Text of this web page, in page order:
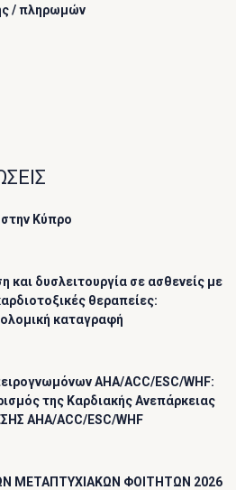
/ πληρωμών
Κύπρο
και δυσλειτουργία σε ασθενείς με
θεραπείες:
καταγραφή
AHA/ACC/ESC/WHF:
της Καρδιακής Ανεπάρκειας
AHA/ACC/ESC/WHF
ΜΕΤΑΠΤΥΧΙΑΚΩΝ ΦΟΙΤΗΤΩΝ 2026